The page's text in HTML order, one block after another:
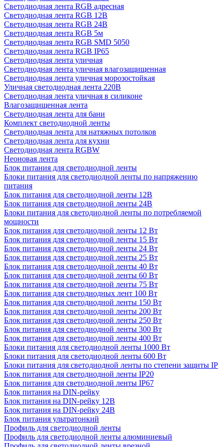
Светодиодная лента RGB адресная
Светодиодная лента RGB 12В
Светодиодная лента RGB 24В
Светодиодная лента RGB 5м
Светодиодная лента RGB SMD 5050
Светодиодная лента RGB IP65
Светодиодная лента уличная
Светодиодная лента уличная влагозащищенная
Светодиодная лента уличная морозостойкая
Уличная светодиодная лента 220В
Светодиодная лента уличная в силиконе
Влагозащищенная лента
Светодиодная лента для бани
Комплект светодиодной ленты
Светодиодная лента для натяжных потолков
Светодиодная лента для кухни
Светодиодная лента RGBW
Неоновая лента
Блок питания для светодиодной ленты
Блоки питания для светодиодной ленты по напряжению
питания
Блок питания для светодиодной ленты 12В
Блок питания для светодиодной ленты 24В
Блоки питания для светодиодной ленты по потребляемой
мощности
Блок питания для светодиодной ленты 12 Вт
Блок питания для светодиодной ленты 15 Вт
Блок питания для светодиодной ленты 24 Вт
Блок питания для светодиодной ленты 25 Вт
Блок питания для светодиодной ленты 40 Вт
Блок питания для светодиодной ленты 60 Вт
Блок питания для светодиодной ленты 75 Вт
Блок питания для светодиодных лент 100 Вт
Блок питания для светодиодной ленты 150 Вт
Блок питания для светодиодной ленты 200 Вт
Блок питания для светодиодной ленты 250 Вт
Блок питания для светодиодной ленты 300 Вт
Блок питания для светодиодной ленты 400 Вт
Блоки питания для светодиодной ленты 1000 Вт
Блоки питания для светодиодной ленты 600 Вт
Блоки питания для светодиодной ленты по степени защиты IP
Блок питания для светодиодной ленты IP20
Блок питания для светодиодной ленты IP67
Блок питания на DIN-рейку
Блок питания на DIN-рейку 12В
Блок питания на DIN-рейку 24В
Блок питания ультратонкий
Профиль для светодиодной ленты
Профиль для светодиодной ленты алюминиевый